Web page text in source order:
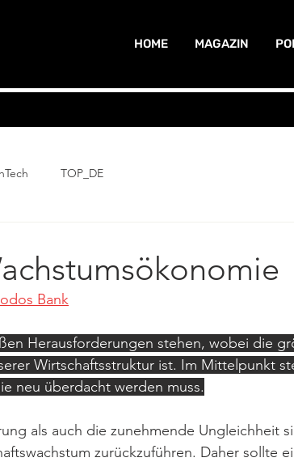
HOME MAGAZIN
TOP_DE
Bank
Herausforderungen stehen, wobei die
Wirtschaftsstruktur ist. Im Mittelpunkt
neu überdacht werden muss.
als auch die zunehmende Ungleichheit
zurückzuführen. Daher sollte